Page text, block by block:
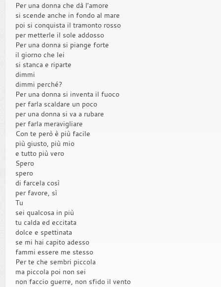
Per una donna che dà l'amore
si scende anche in fondo al mare
poi si conquista il tramonto rosso
per metterle il sole addosso
Per una donna si piange forte
il giorno che lei
si stanca e riparte
dimmi
dimmi perché?
Per una donna si inventa il fuoco
per farla scaldare un poco
per una donna si va a rubare
per farla meravigliare
Con te però è più facile
più giusto, più mio
e tutto più vero
Spero
spero
di farcela così
per favore, sì
Tu
sei qualcosa in più
tu calda ed eccitata
dolce e spettinata
se mi hai capito adesso
fammi essere me stesso
Per te che sembri piccola
ma piccola poi non sei
non faccio guerre, non sfido il vento